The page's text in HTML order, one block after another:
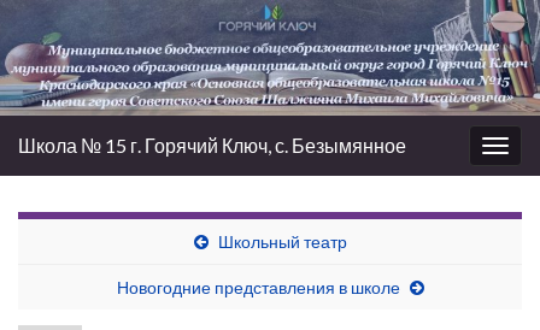
Вкл/
выкл
Школа № 15 г. Горячий Ключ, с. Безымянное
Школьный театр
Новогодние представления в школе